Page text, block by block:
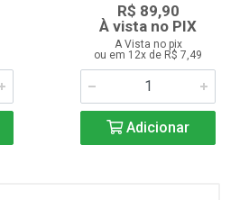
R$ 89,90
À vista no PIX
A Vista no pix
ou em 12x de R$ 7,49
Adicionar